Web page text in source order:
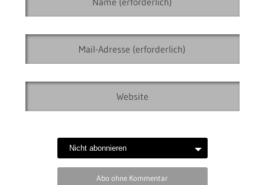
Abo ohne Kommentar